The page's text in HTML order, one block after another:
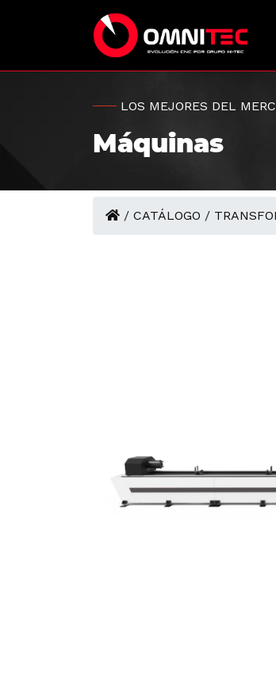
LOS MEJORES DEL
Máquinas
/ CATÁLOGO /